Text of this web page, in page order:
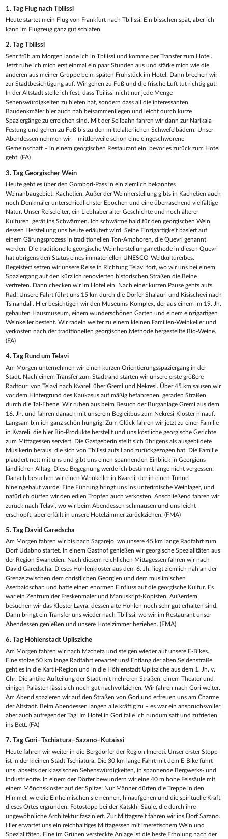
1. Tag Flug nach Tbilissi
Heute startet mein Flug von Frankfurt nach Tbilissi. Ein bisschen spät, aber ich
kann im Flugzeug ganz gut schlafen.
2. Tag Tbilissi
Sehr früh am Morgen lande ich in Tbilissi und komme per Transfer zum Hotel.
Jetzt ruhe ich mich erst einmal ein paar Stunden aus und stärke mich wie die
anderen aus meiner Gruppe beim späten Frühstück im Hotel. Dann brechen wir
zur Stadtbesichtigung auf. Wir gehen zu Fuß und die frische Luft tut richtig gut!
In der Altstadt stelle ich fest, dass Tbilissi nicht nur jede Menge
Sehenswürdigkeiten zu bieten hat, sondern dass all die interessanten
Baudenkmäler hier auch nah beisammenliegen und leicht durch kurze
Spaziergänge zu erreichen sind. Mit der Seilbahn fahren wir dann zur Narikala-
Festung und gehen zu Fuß bis zu den mittelalterlichen Schwefelbädern. Unser
Abendessen nehmen wir – mittlerweile schon eine eingeschworene
Gemeinschaft – in einem georgischen Restaurant ein, bevor es zurück zum Hotel
geht. (FA)
3. Tag Georgischer Wein
Heute geht es über den Gombori-Pass in ein ziemlich bekanntes
Weinanbaugebiet: Kachetien. Außer der Weinherstellung gibts in Kachetien auch
noch Denkmäler unterschiedlichster Epochen und eine überraschend vielfältige
Natur. Unser Reiseleiter, ein Liebhaber alter Geschichte und noch älterer
Kulturen, gerät ins Schwärmen. Ich schwärme bald für den georgischen Wein,
dessen Herstellung uns heute erläutert wird. Seine Einzigartigkeit basiert auf
einem Gärungsprozess in traditionellen Ton-Amphoren, die Quevri genannt
werden. Die traditionelle georgische Weinherstellungsmethode in diesen Quevri
hat übrigens den Status eines immateriellen UNESCO-Weltkulturerbes.
Begeistert setzen wir unsere Reise in Richtung Telavi fort, wo wir uns bei einem
Spaziergang auf den kürzlich renovierten historischen Straßen die Beine
vertreten. Dann checken wir im Hotel ein. Nach einer kurzen Pause gehts aufs
Rad! Unsere Fahrt führt uns 15 km durch die Dörfer Shalauri und Kisischevi nach
Tsinandali. Hier besichtigen wir den Museums-Komplex, der aus einem im 19. Jh.
gebauten Hausmuseum, einem wunderschönen Garten und einem einzigartigen
Weinkeller besteht. Wir radeln weiter zu einem kleinen Familien-Weinkeller und
verkosten nach der traditionellen georgischen Methode hergestellte Bio-Weine.
(FA)
4. Tag Rund um Telavi
Am Morgen unternehmen wir einen kurzen Orientierungsspaziergang in der
Stadt. Nach einem Transfer zum Stadtrand starten wir unsere erste größere
Radtour: von Telavi nach Kvareli über Gremi und Nekresi. Über 45 km sausen wir
vor dem Hintergrund des Kaukasus auf mäßig befahrenen, geraden Straßen
durch die Tal-Ebene. Wir ruhen aus beim Besuch der Burganlage Gremi aus dem
16. Jh. und fahren danach mit unserem Begleitbus zum Nekresi-Kloster hinauf.
Langsam bin ich ganz schön hungrig! Zum Glück fahren wir jetzt zu einer Familie
in Kvareli, die hier Bio-Produkte herstellt und uns köstliche georgische Gerichte
zum Mittagessen serviert. Die Gastgeberin stellt sich übrigens als ausgebildete
Musikerin heraus, die sich von Tbilissi aufs Land zurückgezogen hat. Die Familie
plaudert nett mit uns und gibt uns einen spannenden Einblick in Georgiens
ländlichen Alltag. Diese Begegnung werde ich bestimmt lange nicht vergessen!
Danach besuchen wir einen Weinkeller in Kvareli, der in einen Tunnel
hineingebaut wurde. Eine Führung bringt uns ins unterirdische Weinlager, und
natürlich dürfen wir den edlen Tropfen auch verkosten. Anschließend fahren wir
zurück nach Telavi, wo wir beim Abendessen schmausen und uns leicht
erschöpft, aber erfüllt in unsere Hotelzimmer zurückziehen. (FMA)
5. Tag David Garedscha
Am Morgen fahren wir bis nach Sagarejo, wo unsere 45 km lange Radfahrt zum
Dorf Udabno startet. In einem Gasthof genießen wir georgische Spezialitäten aus
der Region Swanetien. Nach diesem reichlichen Mittagessen fahren wir nach
David Garedscha. Dieses Höhlenkloster aus dem 6. Jh. liegt ziemlich nah an der
Grenze zwischen dem christlichen Georgien und dem muslimischen
Aserbaidschan und hatte einen enormen Einfluss auf die georgische Kultur. Es
war ein Zentrum der Freskenmaler und Manuskript-Kopisten. Außerdem
besuchen wir das Kloster Lavra, dessen alte Höhlen noch sehr gut erhalten sind.
Dann bringt ein Transfer uns wieder nach Tbilissi, wo wir im Restaurant unser
Abendessen genießen und unsere Hotelzimmer beziehen. (FMA)
6. Tag Höhlenstadt Uplisziche
Am Morgen fahren wir nach Mzcheta und steigen wieder auf unsere E-Bikes.
Eine stolze 50 km lange Radfahrt erwartet uns! Entlang der alten Seidenstraße
geht es in die Kartli-Region und in die Höhlenstadt Uplisziche aus dem 1. Jh. v.
Chr. Die antike Aufteilung der Stadt mit mehreren Straßen, einem Theater und
einigen Palästen lässt sich noch gut nachvollziehen. Wir fahren nach Gori weiter.
Am Abend spazieren wir auf den Straßen von Gori und erfreuen uns am Charme
der Altstadt. Beim Abendessen langen alle kräftig zu – es war ein anspruchsvoller,
aber auch aufregender Tag! Im Hotel in Gori falle ich rundum satt und zufrieden
ins Bett. (FA)
7. Tag Gori–Tschiatura–Sazano–Kutaissi
Heute fahren wir weiter in die Bergdörfer der Region Imereti. Unser erster Stopp
ist in der kleinen Stadt Tschiatura. Die 30 km lange Fahrt mit dem E-Bike führt
uns, abseits der klassischen Sehenswürdigkeiten, in spannende Bergwerks- und
Industrieorte. In einem der Dörfer bewundern wir eine 40 m hohe Felssäule mit
einem Mönchskloster auf der Spitze: Nur Männer dürfen die Treppe in den
Himmel, wie die Einheimischen sie nennen, hinaufgehen und die spirituelle Kraft
dieses Ortes ergründen. Fotostopp bei der Katskhi-Säule, die durch ihre
ungewöhnliche Architektur fasziniert. Zur Mittagszeit fahren wir ins Dorf Sazano.
Hier erwartet uns ein reichhaltiges Mittagessen mit imeretischem Wein und
Spezialitäten. Eine im Grünen versteckte Anlage ist die beste Erholung nach der